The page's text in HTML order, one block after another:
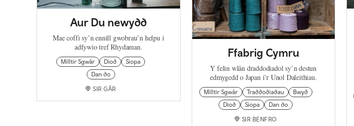
Aur Du newydd
Mae coffi sy’n ennill gwobrau’n helpu i
adfywio tref Rhydaman.
Milltir Sgwâr Diod
Siopa
Dan do
SIR GÂR
Ffabrig Cymru
Y felin wlân draddodiadol sy’n destun
edmygedd o Japan i’r Unol Daleithiau.
Milltir Sgwâr Traddodiadau
Bwyd
Diod
Siopa Dan do
SIR BENFRO